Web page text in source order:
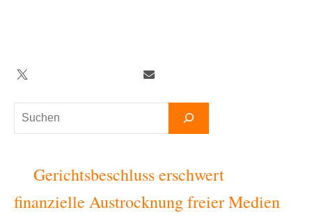
Suchen
Twitter TelegramNewsletter
Gerichtsbeschluss erschwert
finanzielle Austrocknung freier Medien